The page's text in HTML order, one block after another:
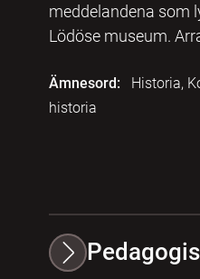
meddelandena som
Lödöse museum.
Ämnesord:
Historia,
historia